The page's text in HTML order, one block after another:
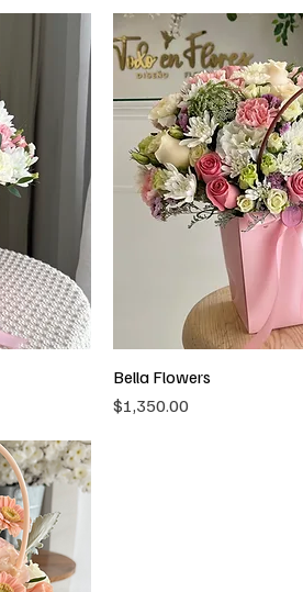
Bella Flowers
Precio
$1,350.00